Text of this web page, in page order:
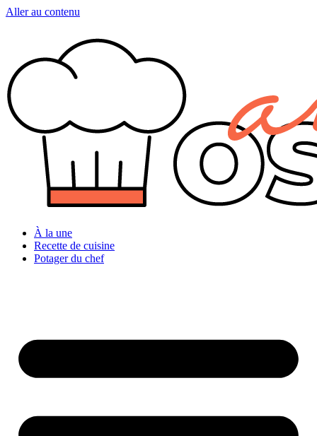
Aller au contenu
À la une
Recette de cuisine
Potager du chef